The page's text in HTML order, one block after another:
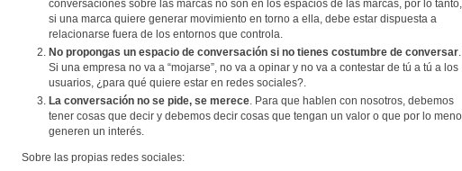
conversaciones sobre las marcas no son en los espacios de las marcas, por lo tanto,
si una marca quiere generar movimiento en torno a ella, debe estar dispuesta a
relacionarse fuera de los entornos que controla.
No propongas un espacio de conversación si no tienes costumbre de conversar.
Si una empresa no va a “mojarse”, no va a opinar y no va a contestar de tú a tú a los
usuarios, ¿para qué quiere estar en redes sociales?.
La conversación no se pide, se merece. Para que hablen con nosotros, debemos
tener cosas que decir y debemos decir cosas que tengan un valor o que por lo
generen un interés.
Sobre las propias redes sociales: